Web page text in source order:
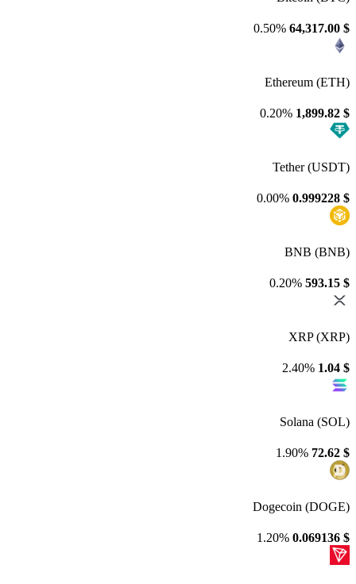
$
64,317.00
0.50%
Ethereum (ETH)
$
1,899.82
0.20%
Tether (USDT)
$
0.999228
0.00%
BNB (BNB)
$
593.15
0.20%
XRP (XRP)
$
1.04
2.40%
Solana (SOL)
$
72.62
1.90%
Dogecoin (DOGE)
$
0.069136
1.20%